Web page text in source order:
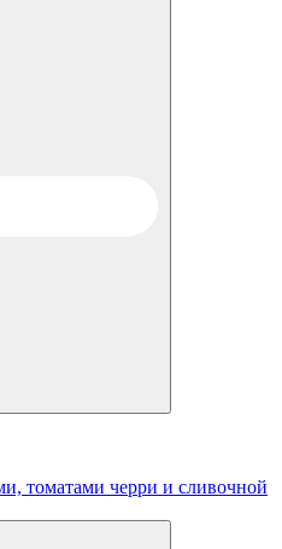
томатами черри и сливочной